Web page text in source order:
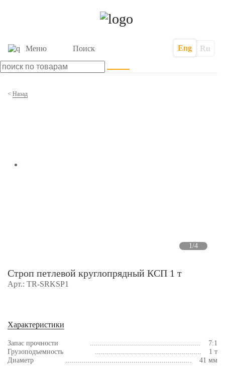
Меню Поиск Eng Ru
< Назад
1/4
Строп петлевой круглопрядный КСП 1 т
Арт.: TR-SRKSP1
Характеристики
Запас прочности
7:1
Грузоподъемность
1 т
Диаметр
41 мм